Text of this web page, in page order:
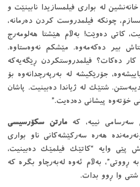
لە بواری فیلمسازیدا نابینێت و
چونکە فیلمدروست کردن دەرمانە،
کاتی دەوێت! بەڵام هێشتا هەلومەرج
بیر دەکەمەوە. مێشکم نەوەستاوە.
دەکات؟ فیلمدروستکردن ڕێگەیەکە
جۆرێکیشە لە بەرپەرچدانەوە بۆ
شتێک لە ژیاندا دەبینیت. پاشان
خۆتەوە پیشانی دەدەیت.”
سەرسامی نییە، کەمارتن سکۆرسیسی
هەرە سەرکێشەکانی ناو بواری
پێی وایە “کاتێک فیلمێک دەبینیت،
ڕووتی”، بەڵام ئەوە لەبەرچاو بگرە کە
شتی وا ڕوو بدات.